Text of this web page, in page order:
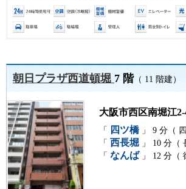
朝日プラザ西道頓堀7 階（ 11 階建）
大阪市西区南堀江2-
「 四ツ橋 」 9 分（
「 西長堀 」 10 分（
「 なんば 」 12 分（